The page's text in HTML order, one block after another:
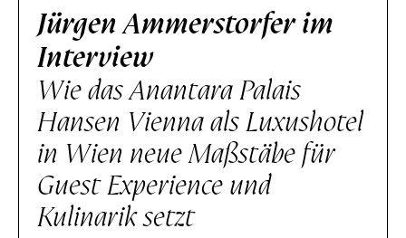
Jürgen Ammerstorfer im
Interview
Wie das Anantara Palais
Hansen Vienna als Luxushotel
in Wien neue Maßstäbe für
Guest Experience und
Kulinarik setzt